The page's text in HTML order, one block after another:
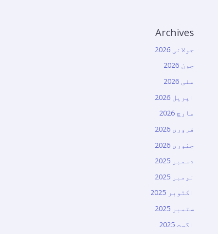
Archives
جولائی 2026
جون 2026
مئی 2026
اپریل 2026
مارچ 2026
فروری 2026
جنوری 2026
دسمبر 2025
نومبر 2025
اکتوبر 2025
ستمبر 2025
اگست 2025